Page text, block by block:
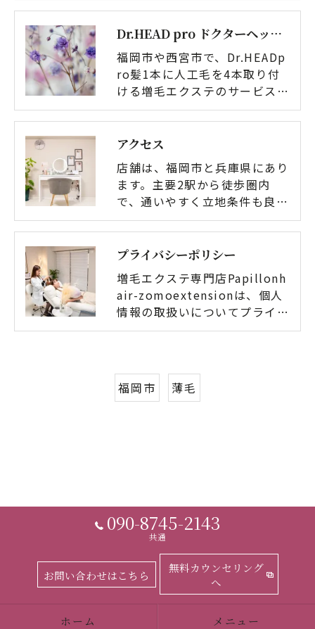
Dr.HEAD pro ドクターヘッドプロ
福岡市や西宮市で、Dr.HEADp
ro髪1本に人工毛を4本取り付
ける増毛エクステのサービス…
アクセス
店舗は、福岡市と兵庫県にあり
ます。主要2駅から徒歩圏内
で、通いやすく立地条件も良…
プライバシーポリシー
増毛エクステ専門店Papillonh
air-zomoextensionは、個人
情報の取扱いについてプライ…
福岡市 薄毛
090-8745-2143
共通
お問い合わせはこちら
無料カウンセリング
へ
ホーム メニュー